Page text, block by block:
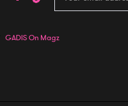
GADIS On Magz